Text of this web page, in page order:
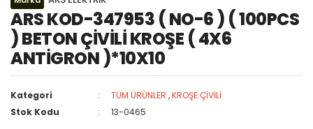
ARS KOD-347953 ( NO-6 ) ( 100PCS
) BETON ÇİVİLİ KROŞE ( 4X6
ANTİGRON )*10X10
Kategori TÜM ÜRÜNLER ,KROŞE ÇİVİLİ
Stok Kodu
13-0465